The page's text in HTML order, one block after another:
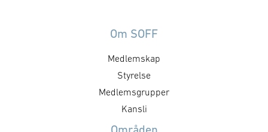
Om SOFF
Medlemskap
Styrelse
Medlemsgrupper
Kansli